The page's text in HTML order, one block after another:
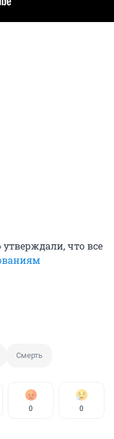
что все
Смерть
0 0